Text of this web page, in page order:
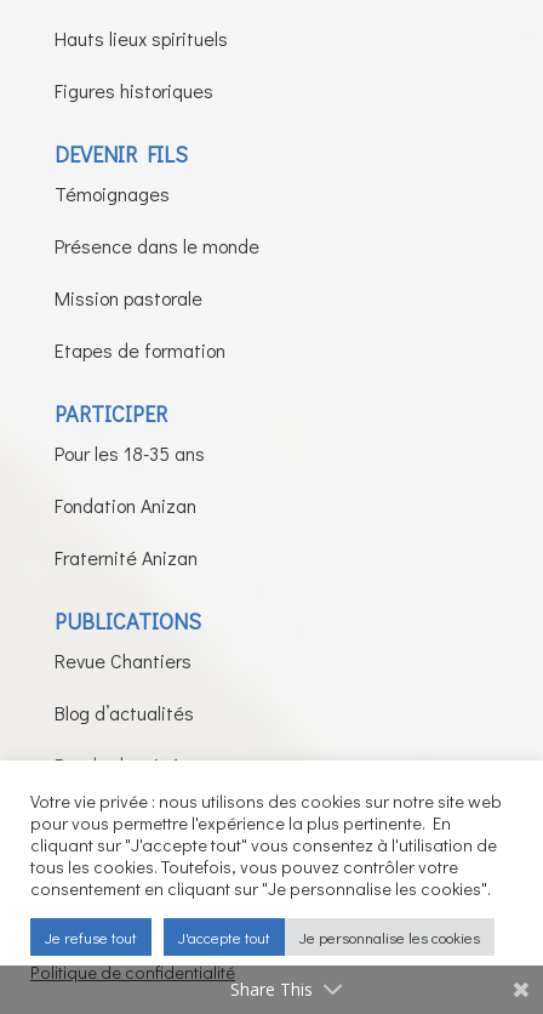
Hauts lieux spirituels
Figures historiques
DEVENIR FILS
Témoignages
Présence dans le monde
Mission pastorale
Etapes de formation
PARTICIPER
Pour les 18-35 ans
Fondation Anizan
Fraternité Anizan
PUBLICATIONS
Revue Chantiers
Blog d’actualités
Bande dessinée
Podcasts
Fils de la Charité © 2026 – Tous droits réservés –
Mentions légales
Votre vie privée : nous utilisons des cookies sur notre site web
pour vous permettre l'expérience la plus pertinente. En
cliquant sur "J'accepte tout" vous consentez à l'utilisation de
tous les cookies. Toutefois, vous pouvez contrôler votre
consentement en cliquant sur "Je personnalise les cookies".
Je refuse tout J'accepte tout Je personnalise les cookies
Politique de confidentialité
Share This